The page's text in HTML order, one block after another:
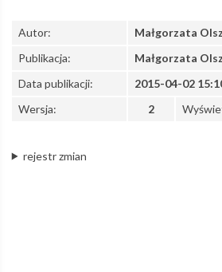
Aglomeracyjna
Autor: Małgorzata
Wersja: 2
Publikacja:
Małgorzata
Data publikacji:
2015-04-02
rejestr zmian